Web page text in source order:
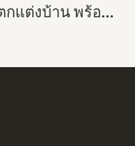
กแต่งบ้าน พร้อม